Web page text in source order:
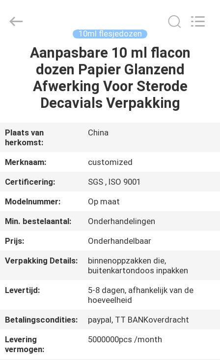
HUIS
PRODUCTEN
ONS
FABRIEKSREIS
KWALITEITSCONTROLE
CONTACTEER
ONS
SITEMAP
Industry
10ml flesjedozen
Aanpasbare 10 ml flacon
dozen Papier Glanzend
Afwerking Voor Sterode
Decavials Verpakking
Plaats van
herkomst:
China
Merknaam:
customized
Certificering:
SGS , ISO 9001
Modelnummer:
Op maat
Min. bestelaantal:
Onderhandelingen
Prijs:
Onderhandelbaar
Verpakking Details:
binnenoppzakken die,
buitenkartondoos inpakken
Levertijd:
5-8 dagen, afhankelijk van de
hoeveelheid
Betalingscondities:
paypal, TT BANKoverdracht
Levering
vermogen:
5000000pcs /month